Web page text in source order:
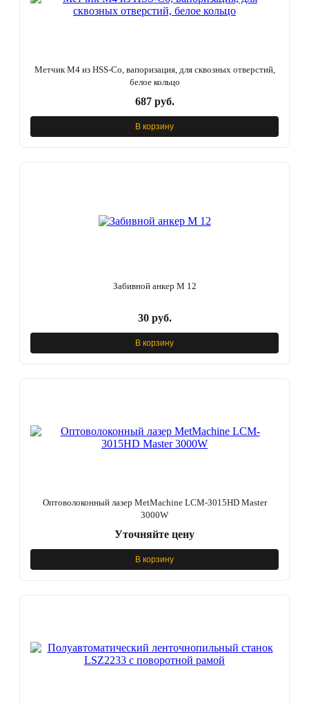
Метчик M4 из HSS-Co, вапоризация, для сквозных отверстий,
белое кольцо
687 руб.
В корзину
Забивной анкер М 12
30 руб.
В корзину
Оптоволоконный лазер MetMachine LCM-3015HD Master
3000W
Уточняйте цену
В корзину